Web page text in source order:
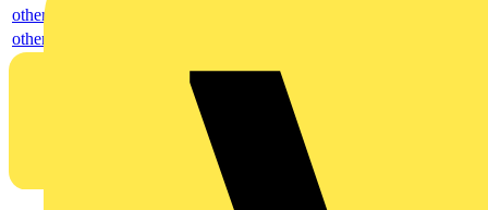
others
others